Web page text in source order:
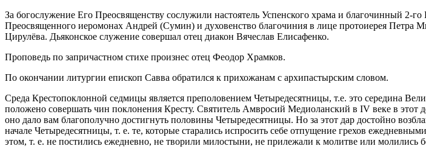
За богослужение Его Преосвященству сослужили настоятель Успенского храма и благочинный 2-
Преосвященного иеромонах Андрей (Сумин) и духовенство благочиния в лице протоиерея
Цирулёва. Дьяконское служение совершал отец диакон Вячеслав Елисафенко.
Проповедь по запричастном стихе произнес отец Феодор Храмков.
По окончании литургии епископ Савва обратился к прихожанам с архипастырским словом.
Среда Крестопоклонной седмицы является преполовением Четыредесятницы, т.е. это середина
положено совершать чин поклонения Кресту. Святитель Амвросий Медиоланский в IV веке в этот
оно дало вам благополучно достигнуть половины Четыредесятницы. Но за этот дар достойно
начале Четыредесятницы, т. е. те, которые старались испросить себе отпущение грехов
этом, т. е. не постились ежедневно, не творили милостыни, не прилежали к молитве или молились